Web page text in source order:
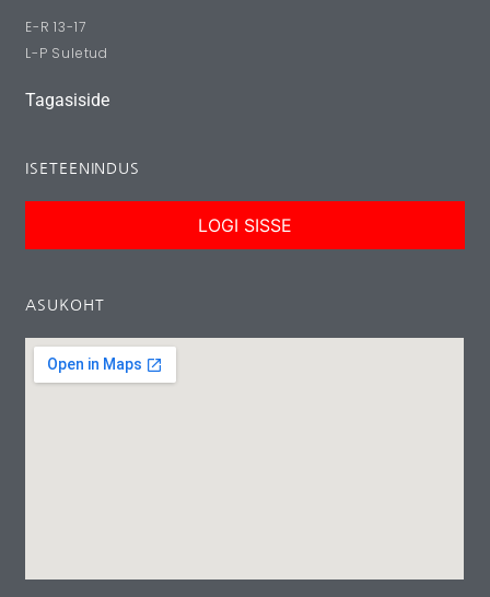
E-R 13-17
L-P Suletud
Tagasiside
ISETEENINDUS
LOGI SISSE
ASUKOHT